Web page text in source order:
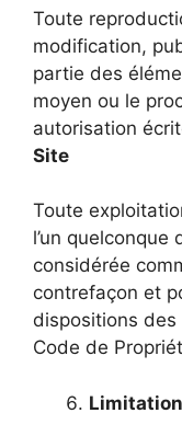
Toute
modification,
partie des
moyen ou le
autorisation
Site
Toute
l’un quelconque
considérée
contrefaçon et
dispositions
Code de